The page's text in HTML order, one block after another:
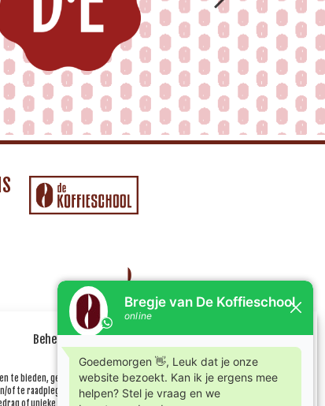
Beheer uw cookie toestemming
te bieden, gebruiken wij technologieën zoals cookies om informatie over je
of te raadplegen. Door in te stemmen met deze technologieën kunnen wij
of unieke ID's op deze site verwerken. Als je geen toestemming geeft of uw